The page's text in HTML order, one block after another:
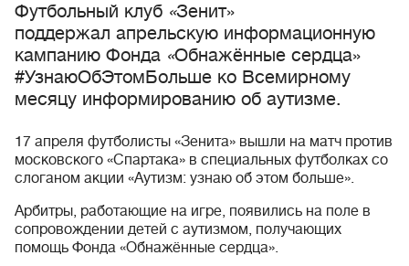
Футбольный клуб «Зенит»
поддержал апрельскую информационную
кампанию Фонда «Обнажённые сердца»
#УзнаюОбЭтомБольше ко Всемирному
месяцу информированию об аутизме.
17 апреля футболисты «Зенита» вышли на матч против
московского «Спартака» в специальных футболках со
слоганом акции «Аутизм: узнаю об этом больше».
Арбитры, работающие на игре, появились на поле в
сопровождении детей с аутизмом, получающих
помощь Фонда «Обнажённые сердца».